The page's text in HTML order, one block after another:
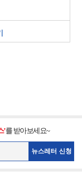
’를 받아보세요~
뉴스레터 신청